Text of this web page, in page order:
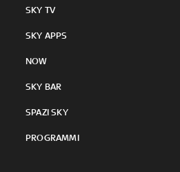
SKY TV
SKY APPS
NOW
SKY BAR
SPAZI SKY
PROGRAMMI